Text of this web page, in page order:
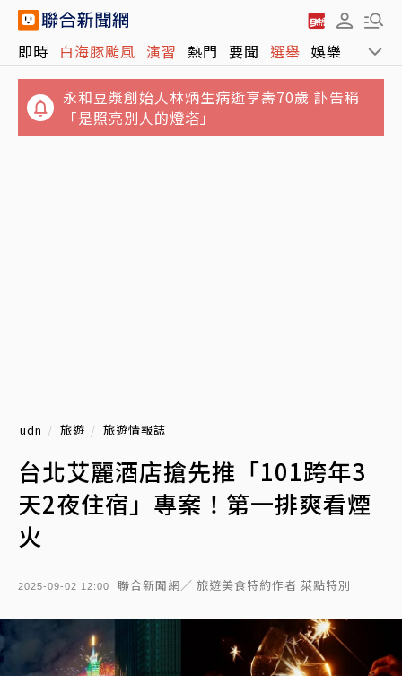
即時 白海豚颱風 演習 熱門 要聞 選舉 娛樂 運動
永和豆漿創始人林炳生病逝享壽70歲 訃告稱
「是照亮別人的燈塔」
udn 旅遊 旅遊情報誌
台北艾麗酒店搶先推「101跨年3
天2夜住宿」專案！第一排爽看煙
火
2025-09-02 12:00 聯合新聞網／ 旅遊美食特約作者 萊點特別